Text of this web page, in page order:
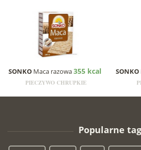
SONKO Maca razowa355 kcal
PIECZYWO CHRUPKIE
SONKO
Popularne